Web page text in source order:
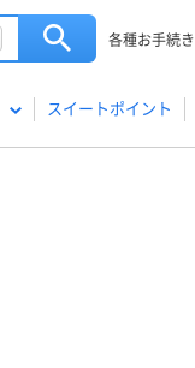
各種お手続き
スイートポイント